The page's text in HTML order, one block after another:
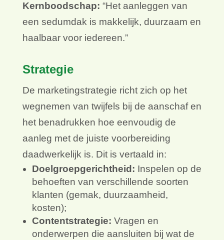
Kernboodschap: “Het aanleggen van
een sedumdak is makkelijk, duurzaam en
haalbaar voor iedereen.”
Strategie
De marketingstrategie richt zich op het
wegnemen van twijfels bij de aanschaf en
het benadrukken hoe eenvoudig de
aanleg met de juiste voorbereiding
daadwerkelijk is. Dit is vertaald in:
Doelgroepgerichtheid: Inspelen op de
behoeften van verschillende soorten
klanten (gemak, duurzaamheid,
kosten);
Contentstrategie: Vragen en
onderwerpen die aansluiten bij wat de